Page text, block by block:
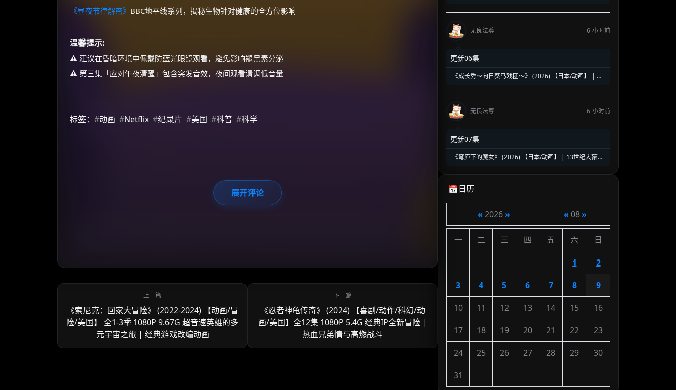
《昼夜节律解密》 BBC地平线系列，揭秘生物钟对健康的全方位影响
温馨提示:
⚠️ 建议在昏暗环境中佩戴防蓝光眼镜观看，避免影响褪黑素分泌
⚠️ 第三集「应对午夜清醒」包含突发音效，夜间观看请调低音量
标签： #动画 #Netflix #纪录片 #美国 #科普 #科学
展开评论
《索尼克：回家大冒险》 (2022-2024) 【动画/冒
险/美国】 全1-3季 1080P 9.67G 超音速英雄的多
元宇宙之旅 | 经典游戏改编动画
《忍者神龟传奇》 (2024) 【喜剧/动作/科幻/动
画/美国】全12集 1080P 5.4G 经典IP全新冒险 |
热血兄弟情与高燃战斗
超人的热血纯爱日漫风神作
无良法尊
6 小时前
更新06集
《成长秀～向日葵马戏团～》 (2026) 【日本/动画】 | 昭
无良法尊 6 小时前
更新07集
《穹庐下的魔女》 (2026) 【日本/动画】 | 13世纪大蒙古
📅日历
« 2026» « 08»
一 二 三 四 五 六 日
1 2
3 4 5 6 7 8 9
10 11 12 13 14 15 16
17 18 19 20 21 22 23
24 25 26 27 28 29 30
31